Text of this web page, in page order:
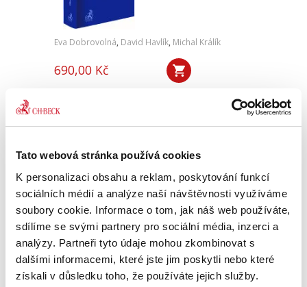
Tato webová stránka používá cookies
K personalizaci obsahu a reklam, poskytování funkcí
sociálních médií a analýze naší návštěvnosti využíváme
soubory cookie. Informace o tom, jak náš web používáte,
sdílíme se svými partnery pro sociální média, inzerci a
analýzy. Partneři tyto údaje mohou zkombinovat s
dalšími informacemi, které jste jim poskytli nebo které
získali v důsledku toho, že používáte jejich služby.
Eva Dobrovolná, David Havlík, Michal Králík
690,00 Kč
příležitosti jeho 70. narozenin jako poděkování
za jeho přínos české soudní praxi a právní vědě
předsedy senátu...
Akciové společnosti